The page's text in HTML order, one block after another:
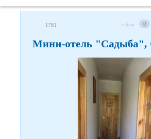
1781 я был 0
Мини-отель
Следите за нами в